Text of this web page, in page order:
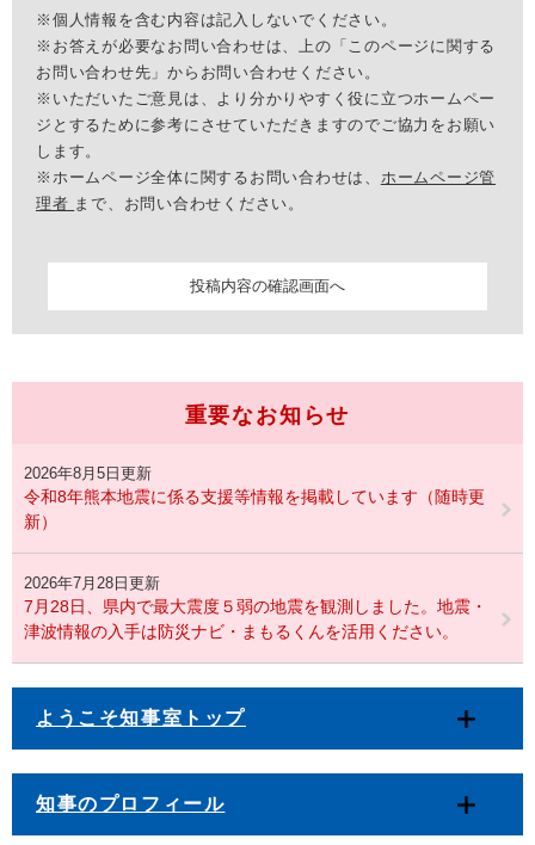
※個人情報を含む内容は記入しないでください。
※お答えが必要なお問い合わせは、上の「このページに関する
お問い合わせ先」からお問い合わせください。
※いただいたご意見は、より分かりやすく役に立つホームペー
ジとするために参考にさせていただきますのでご協力をお願い
します。
※ホームページ全体に関するお問い合わせは、 ホームページ管
理者 まで、お問い合わせください。
重要なお知らせ
2026年8月5日更新
令和8年熊本地震に係る支援等情報を掲載しています（随時更
新）
2026年7月28日更新
7月28日、県内で最大震度５弱の地震を観測しました。地震・
津波情報の入手は防災ナビ・まもるくんを活用ください。
ようこそ知事室トップ
知事のプロフィール